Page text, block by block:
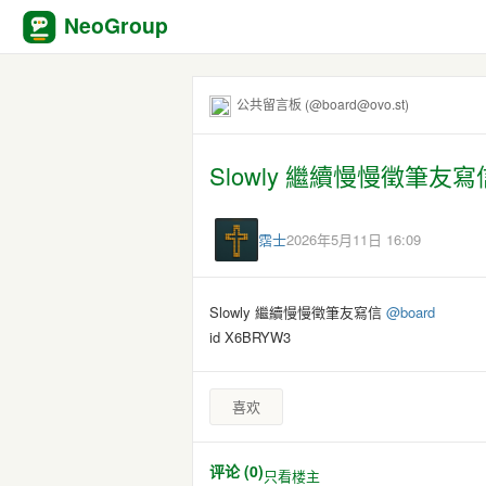
NeoGroup
公共留言板 (@board@ovo.st)
Slowly 繼續慢慢徵筆友寫
霑士2026年5月11日 16:09
Slowly 繼續慢慢徵筆友寫信 @board
id X6BRYW3
喜欢
评论 (0)只看楼主